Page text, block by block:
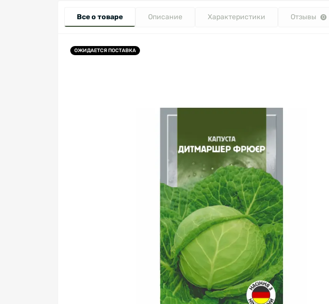
Все о товаре Описание Характеристики Отзывы 0
ОЖИДАЕТСЯ ПОСТАВКА